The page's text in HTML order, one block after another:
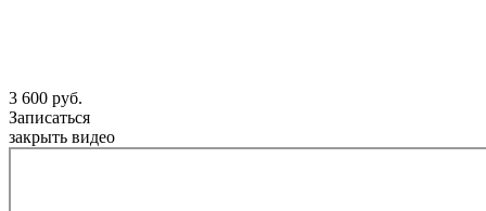
3 600 руб.
Записаться
закрыть видео